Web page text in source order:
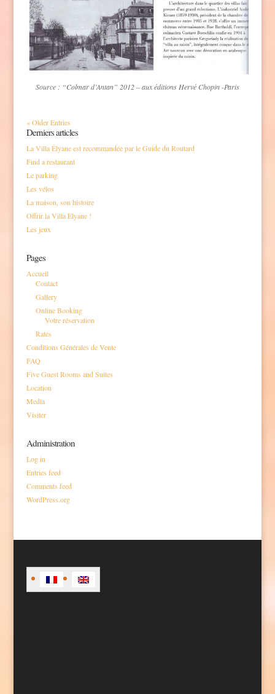
Source : “Colmar d’Antan” 2012 – aux éditions Hervé Chopin -Paris
« Older Entries
Derniers articles
La Villa Élyane est recommandée par le Guide du Routard
Find a restaurant
Le parking
Les vélos
La maison, son histoire
Offrir la Villa Elyane !
Les jeux
Pages
Accueil
Contact
Gallery
Online Booking
Votre réservation
Rates
Conditions Générales de Vente
FAQ
Five Guest Rooms and Suites
Location
Media
Visiter
Administration
Log in
Entries feed
Comments feed
WordPress.org